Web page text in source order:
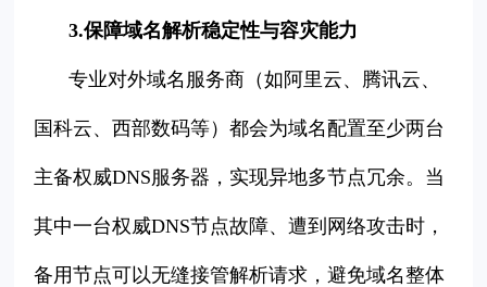
3.保障域名解析稳定性与容灾能力
专业对外域名服务商（如阿里云、腾讯云、
国科云、西部数码等）都会为域名配置至少两台
主备权威DNS服务器，实现异地多节点冗余。当
其中一台权威DNS节点故障、遭到网络攻击时，
备用节点可以无缝接管解析请求，避免域名整体